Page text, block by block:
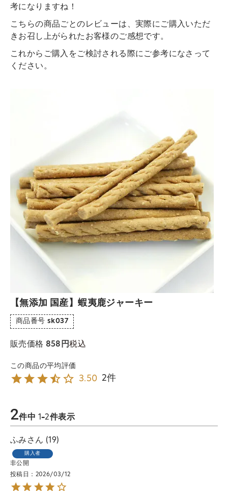
考になりますね！
こちらの商品ごとのレビューは、実際にご購入いただ
きお召し上がられたお客様のご感想です。
これからご購入をご検討される際にご参考になさって
ください。
【無添加 国産】蝦夷鹿ジャーキー
商品番号 sk037
販売価格 858 税込
3.50 2
2件中 1-2件表示
ふみ 19
購入者
非公開
投稿日
2026/03/12